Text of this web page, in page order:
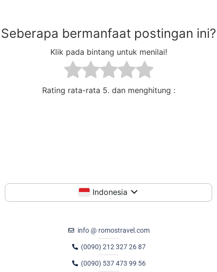
Seberapa bermanfaat postingan ini?
Klik pada bintang untuk menilai!
Rating rata-rata 5. dan menghitung :
Indonesia
info @ romostravel.com
(0090) 212 327 26 87
(0090) 537 473 99 56